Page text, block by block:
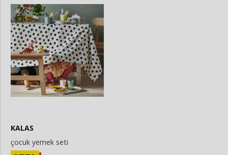
KALAS
çocuk yemek seti